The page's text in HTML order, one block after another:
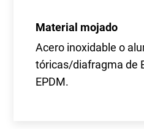
Material mojado
Acero inoxidable o
tóricas/diafragma de
EPDM.